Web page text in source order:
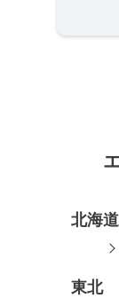
北海道
東北